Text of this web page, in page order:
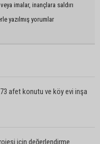
imalar, inançlara saldırı
yazılmış yorumlar
afet konutu ve köy evi inşa
için değerlendirme